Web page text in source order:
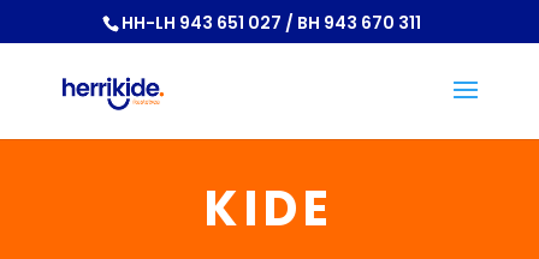
HH-LH 943 651 027 / BH 943 670 311
KIDE